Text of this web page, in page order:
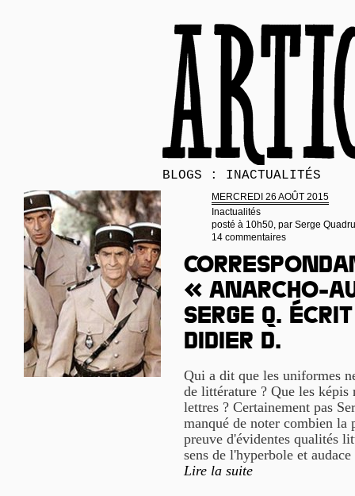
BLOGS : INACTUALITÉS
MERCREDI 26 AOÛT 2015
Inactualités
posté à 10h50, par Serge
14 commentaires
« anarcho-
Serge Q.
Didier D.
Qui a dit que les uniformes
de littérature ? Que les
lettres ? Certainement pas
manqué de noter combien la
preuve d'évidentes qualités
sens de l'hyperbole et
Lire la suite